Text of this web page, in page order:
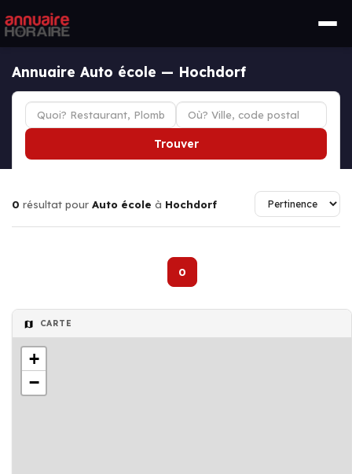
Annuaire Auto école — Hochdorf
Trouver
0 résultat pour Auto école à Hochdorf
0
CARTE
+
−